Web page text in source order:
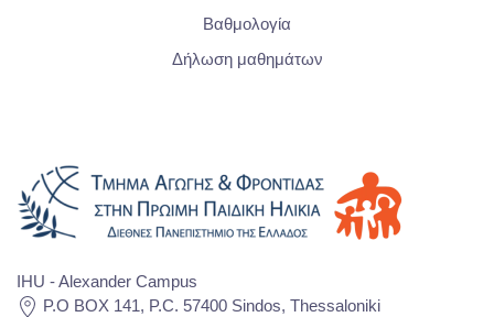
Βαθμολογία
Δήλωση μαθημάτων
IHU - Alexander Campus
P.O BOX 141, P.C. 57400 Sindos, Thessaloniki